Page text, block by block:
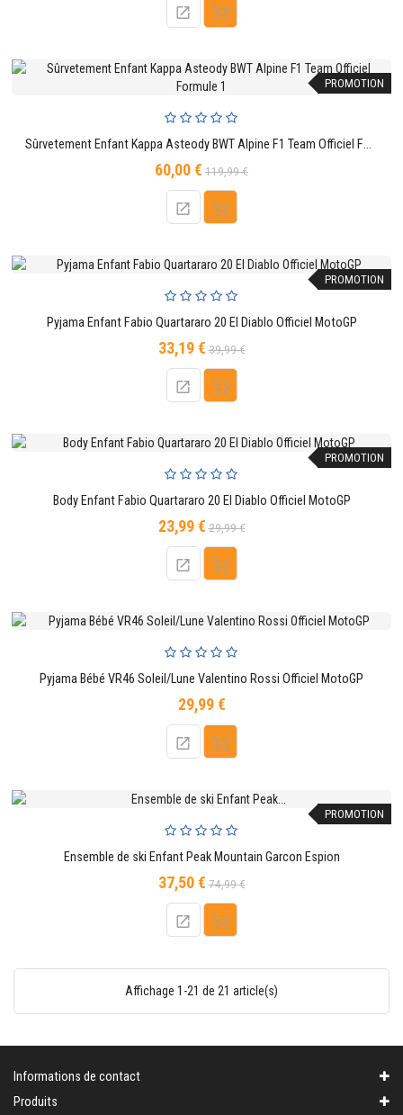
base
PROMOTION
Sûrvetement Enfant Kappa Asteody BWT Alpine F1 Team Officiel Formule 1
60,00 € Prix
de
base
119,99 €Prix
PROMOTION
Pyjama Enfant Fabio Quartararo 20 El Diablo Officiel MotoGP
33,19 €Prix
de
base
39,99 €Prix
PROMOTION
Body Enfant Fabio Quartararo 20 El Diablo Officiel MotoGP
23,99 €Prix
de
base
29,99 €Prix
Pyjama Bébé VR46 Soleil/Lune Valentino Rossi Officiel MotoGP
29,99 €Prix
PROMOTION
Ensemble de ski Enfant Peak Mountain Garcon Espion
37,50 €Prix
de
base
74,99 €Prix
Affichage 1-21 de 21 article(s)
Informations de contact
Produits